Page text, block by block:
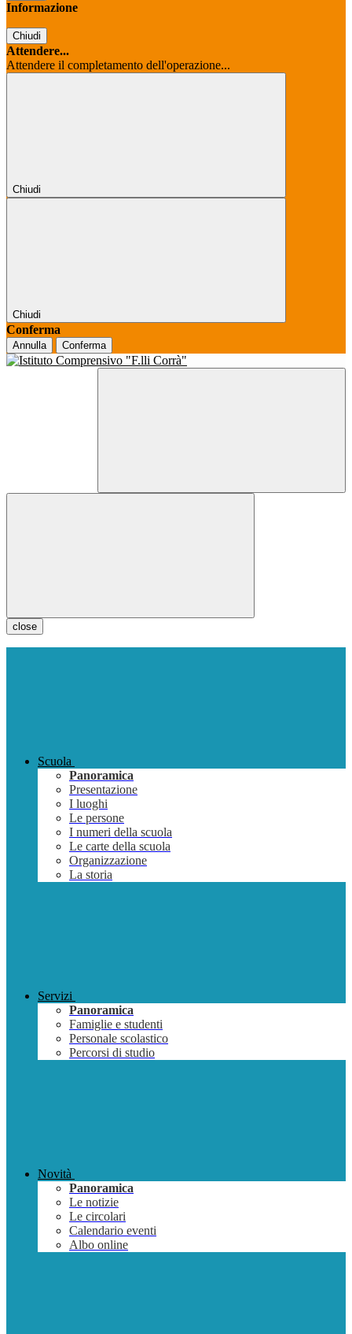
Informazione
Chiudi
Attendere...
Attendere il completamento dell'operazione...
Chiudi
Chiudi
Conferma
Annulla Conferma
close
Scuola
Panoramica
Presentazione
I luoghi
Le persone
I numeri della scuola
Le carte della scuola
Organizzazione
La storia
Servizi
Panoramica
Famiglie e studenti
Personale scolastico
Percorsi di studio
Novità
Panoramica
Le notizie
Le circolari
Calendario eventi
Albo online